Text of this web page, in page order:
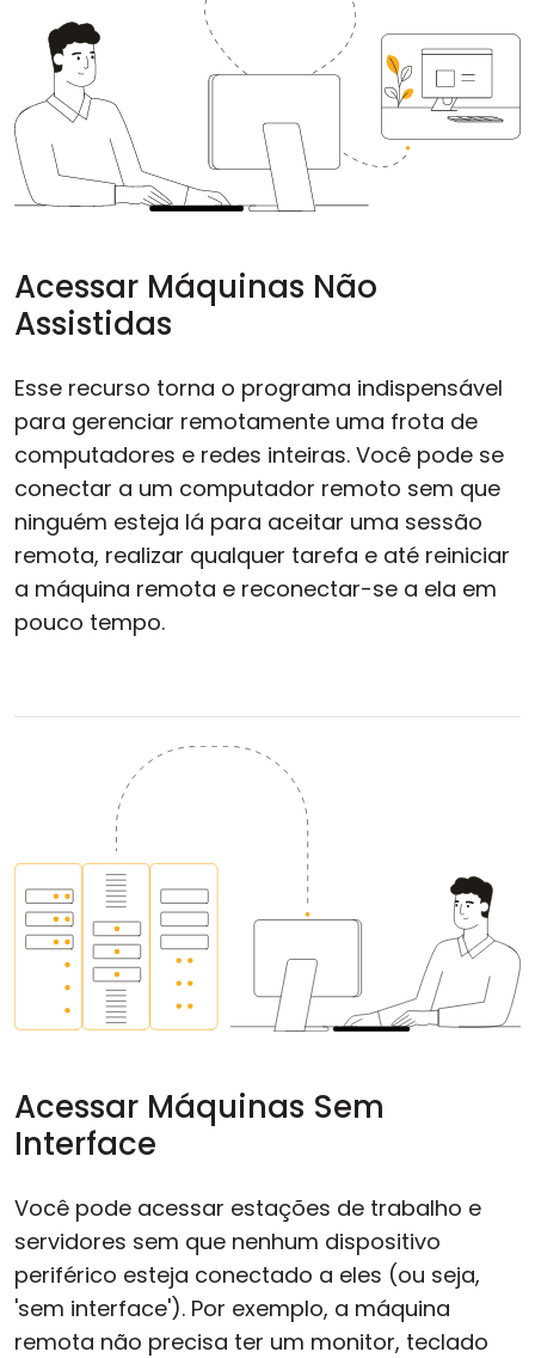
Acessar Máquinas Não
Assistidas
Esse recurso torna o programa indispensável
para gerenciar remotamente uma frota de
computadores e redes inteiras. Você pode se
conectar a um computador remoto sem que
ninguém esteja lá para aceitar uma sessão
remota, realizar qualquer tarefa e até reiniciar
a máquina remota e reconectar-se a ela em
pouco tempo.
Acessar Máquinas Sem
Interface
Você pode acessar estações de trabalho e
servidores sem que nenhum dispositivo
periférico esteja conectado a eles (ou seja,
'sem interface'). Por exemplo, a máquina
remota não precisa ter um monitor, teclado